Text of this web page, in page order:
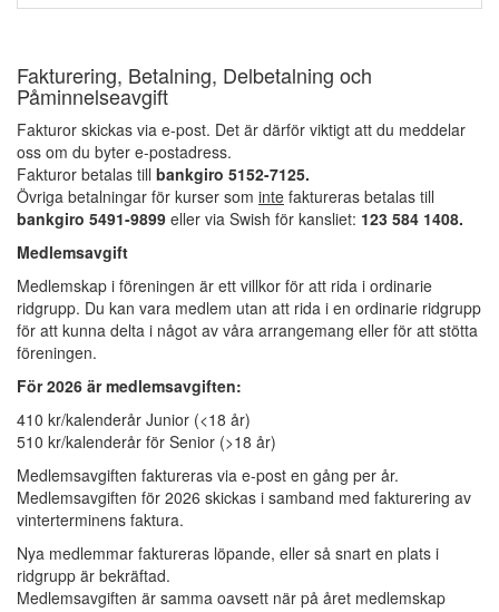
Fakturering, Betalning, Delbetalning och
Påminnelseavgift
Fakturor skickas via e-post. Det är därför viktigt att du meddelar
oss om du byter e-postadress.
Fakturor betalas till bankgiro 5152-7125.
Övriga betalningar för kurser som inte faktureras betalas till
bankgiro 5491-9899 eller via Swish för kansliet: 123 584 1408.
Medlemsavgift
Medlemskap i föreningen är ett villkor för att rida i ordinarie
ridgrupp. Du kan vara medlem utan att rida i en ordinarie ridgrupp
för att kunna delta i något av våra arrangemang eller för att stötta
föreningen.
För 2026 är medlemsavgiften:
410 kr/kalenderår Junior (<18 år)
510 kr/kalenderår för Senior (>18 år)
Medlemsavgiften faktureras via e-post en gång per år.
Medlemsavgiften för 2026 skickas i samband med fakturering av
vinterterminens faktura.
Nya medlemmar faktureras löpande, eller så snart en plats i
ridgrupp är bekräftad.
Medlemsavgiften är samma oavsett när på året medlemskap